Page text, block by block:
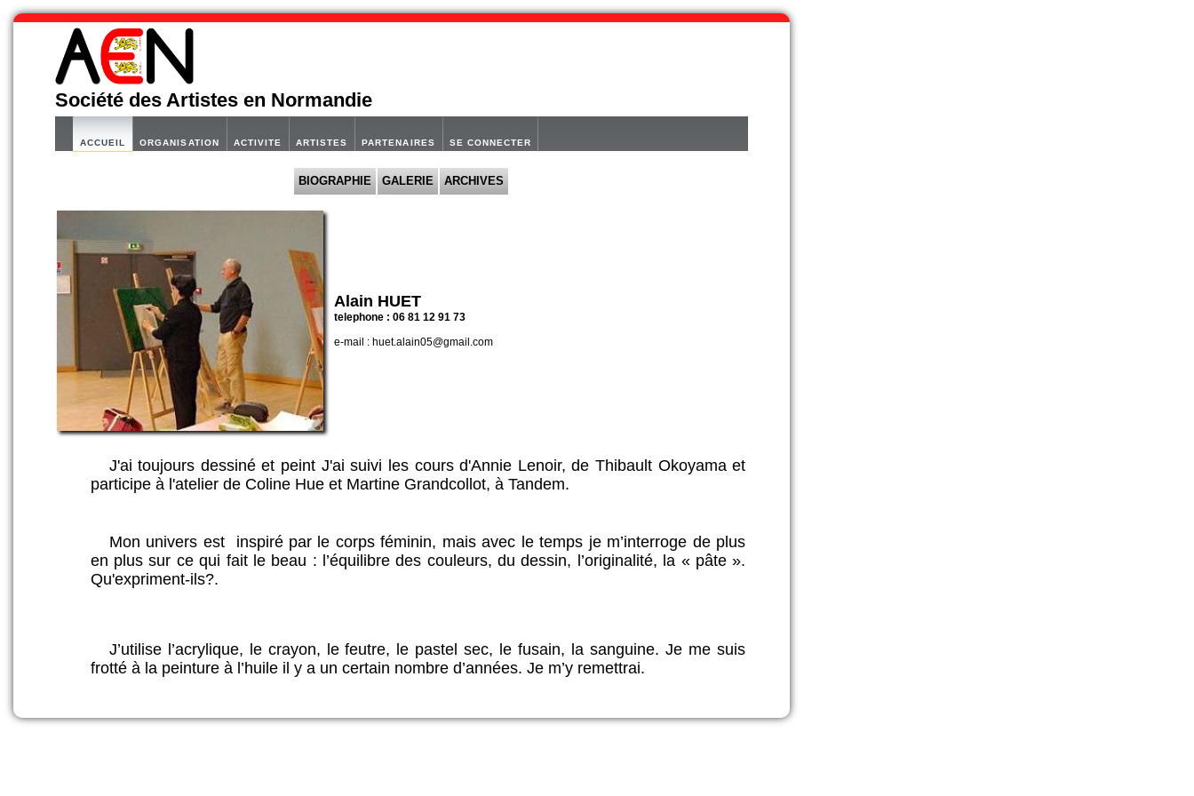
Société des Artistes en Normandie
ACCUEIL ORGANISATION ACTIVITE ARTISTES PARTENAIRES SE CONNECTER
BIOGRAPHIE GALERIE ARCHIVES
Alain HUET
telephone : 06 81 12 91 73
e-mail : huet.alain05@gmail.com
J'ai toujours dessiné et peint J'ai suivi les cours d'Annie Lenoir, de Thibault Okoyama et
participe à l'atelier de Coline Hue et Martine Grandcollot, à Tandem.
Mon univers est inspiré par le corps féminin, mais avec le temps je m’interroge de plus
en plus sur ce qui fait le beau : l’équilibre des couleurs, du dessin, l’originalité, la « pâte ».
Qu'expriment-ils?.
J’utilise l’acrylique, le crayon, le feutre, le pastel sec, le fusain, la sanguine. Je me suis
frotté à la peinture à l’huile il y a un certain nombre d’années. Je m’y remettrai.